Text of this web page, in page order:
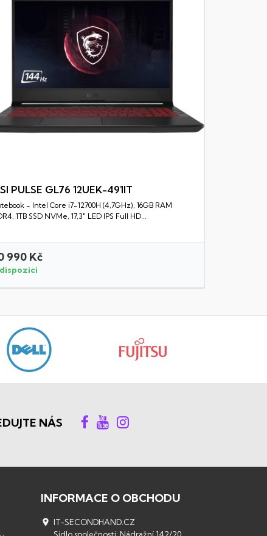
Rychlý náhled
PULSE GL76 12UEK-491IT
- Intel Core i7-12700H (4,7GHz), 16GB RAM
1TB SSD NVMe, 17,3" LED IPS Full HD...
990 Kč
NÁS
INFORMACE O OBCHODU
 IT-SECONDHAND.CZ